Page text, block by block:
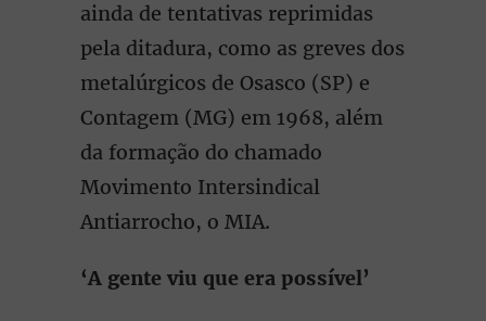
ainda de tentativas reprimidas
pela ditadura, como as greves dos
metalúrgicos de Osasco (SP) e
Contagem (MG) em 1968, além
da formação do chamado
Movimento Intersindical
Antiarrocho, o MIA.
‘A gente viu que era possível’